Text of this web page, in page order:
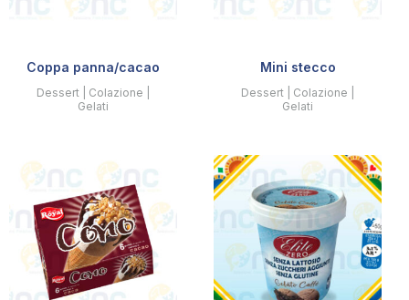
Coppa panna/cacao
Dessert | Colazione |
Gelati
Mini stecco
Dessert | Colazione |
Gelati